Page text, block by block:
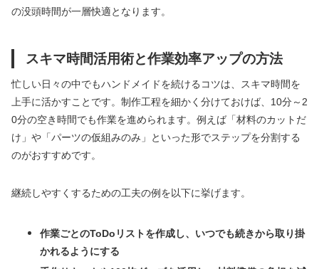
の没頭時間が一層快適となります。
スキマ時間活用術と作業効率アップの方法
忙しい日々の中でもハンドメイドを続けるコツは、スキマ時間を
上手に活かすことです。制作工程を細かく分けておけば、10分～2
0分の空き時間でも作業を進められます。例えば「材料のカットだ
け」や「パーツの仮組みのみ」といった形でステップを分割する
のがおすすめです。
継続しやすくするための工夫の例を以下に挙げます。
作業ごとのToDoリストを作成し、いつでも続きから取り掛
かれるようにする